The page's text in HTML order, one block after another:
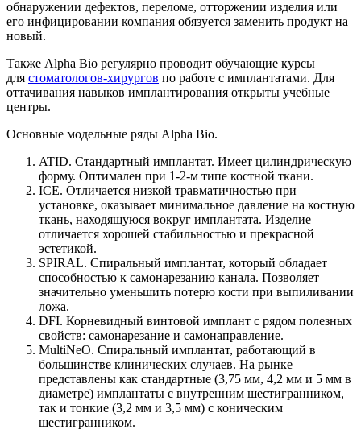
обнаружении дефектов, переломе, отторжении изделия или
его инфицировании компания обязуется заменить продукт на
новый.
Также Alpha Bio регулярно проводит обучающие курсы
для стоматологов-хирургов по работе с имплантатами. Для
оттачивания навыков имплантирования открыты учебные
центры.
Основные модельные ряды Alpha Bio.
ATID. Стандартный имплантат. Имеет цилиндрическую
форму. Оптимален при 1-2-м типе костной ткани.
ICE. Отличается низкой травматичностью при
установке, оказывает минимальное давление на костную
ткань, находящуюся вокруг имплантата. Изделие
отличается хорошей стабильностью и прекрасной
эстетикой.
SPIRAL. Спиральный имплантат, который обладает
способностью к самонарезанию канала. Позволяет
значительно уменьшить потерю кости при выпиливании
ложа.
DFI. Корневидный винтовой имплант с рядом полезных
свойств: самонарезание и самонаправление.
MultiNeO. Спиральный имплантат, работающий в
большинстве клинических случаев. На рынке
представлены как стандартные (3,75 мм, 4,2 мм и 5 мм в
диаметре) имплантаты с внутренним шестигранником,
так и тонкие (3,2 мм и 3,5 мм) с коническим
шестигранником.